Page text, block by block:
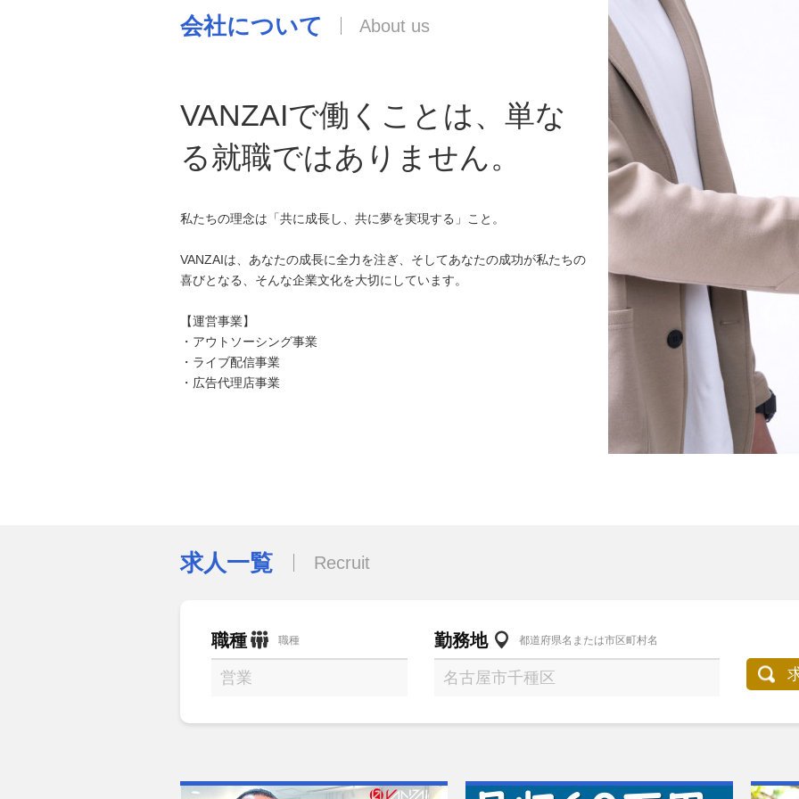
会社について
VANZAIで働くことは、単な
る就職ではありません。
私たちの理念は「共に成長し、共に夢を実現する」こと。
VANZAIは、あなたの成長に全力を注ぎ、そしてあなたの成功が私たちの
喜びとなる、そんな企業文化を大切にしています。
【運営事業】
・アウトソーシング事業
・ライブ配信事業
・広告代理店事業
求人一覧 Recruit
職種 職種 勤務地 都道府県名または市区町村名